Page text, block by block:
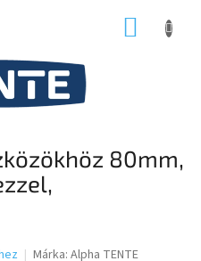
KOSÁR
80mm,
Márka: Alpha TENTE